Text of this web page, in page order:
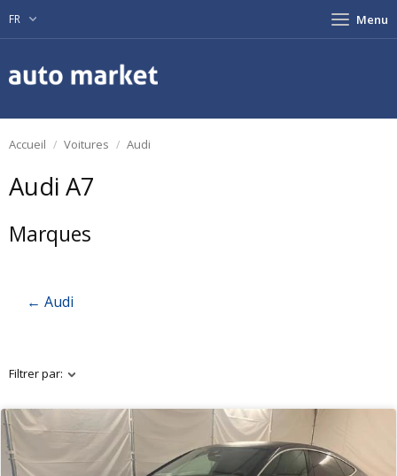
FR Menu
Accueil Voitures Audi
Audi A7
Marques
← Audi
Filtrer par: